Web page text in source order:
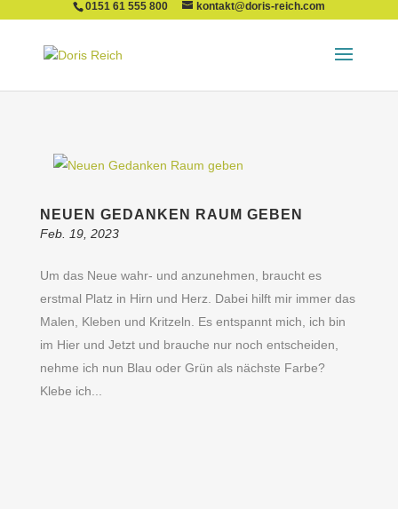
0151 61 555 800 kontakt@doris-reich.com
NEUEN GEDANKEN RAUM GEBEN
Feb. 19, 2023
Um das Neue wahr- und anzunehmen, braucht es
erstmal Platz in Hirn und Herz. Dabei hilft mir immer das
Malen, Kleben und Kritzeln. Es entspannt mich, ich bin
im Hier und Jetzt und brauche nur noch entscheiden,
nehme ich nun Blau oder Grün als nächste Farbe?
Klebe ich...